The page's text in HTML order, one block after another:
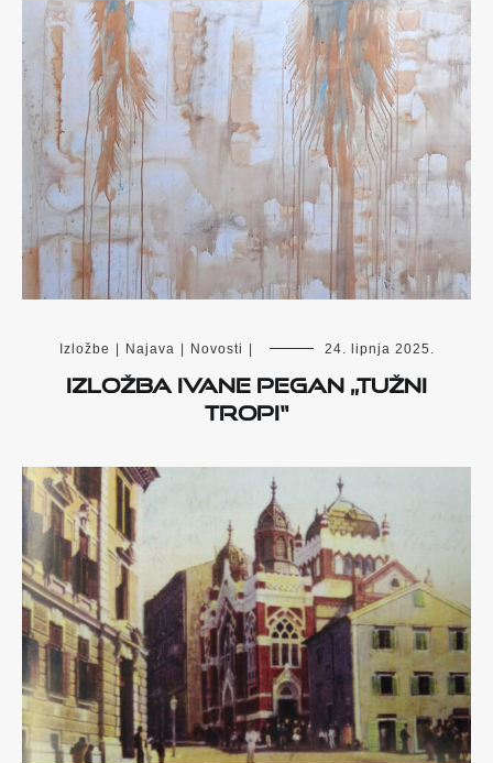
Izložbe Najava Novosti 24. lipnja 2025.
Izložba Ivane Pegan „Tužni
tropi“